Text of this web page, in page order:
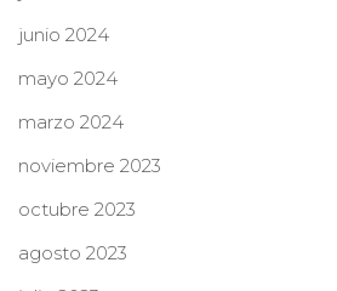
junio 2024
mayo 2024
marzo 2024
noviembre 2023
octubre 2023
agosto 2023